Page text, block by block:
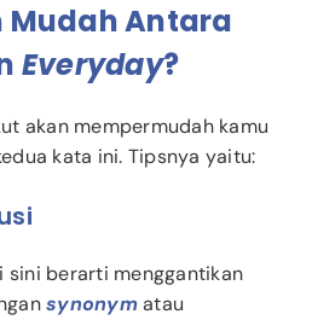
Mudah Antara
Everyday?
akan mempermudah kamu
kata ini. Tipsnya yaitu:
sini berarti menggantikan
synonymatau